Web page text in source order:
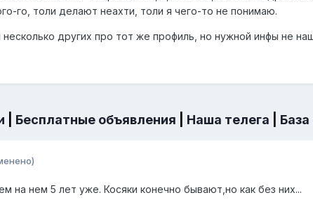
го, толи делают неахти, толи я чего-то не понимаю.
других про тот же профиль, но нужной инфы не
Бесплатные объявления Наша телега
на нем 5 лет уже. Косяки конечно бывают,но как без них...